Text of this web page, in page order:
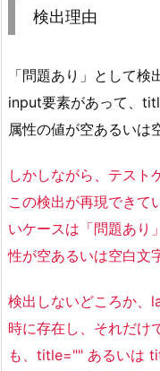
検出理由
「問題あり」として検
input要素があって、
属性の値が空あるいは
しかしながら、テスト
この検出が再現でき
いケースは「問題あり
性が空あるいは空白文
検出しないどころか、
時に存在し、それだけ
も、title="" あるいは